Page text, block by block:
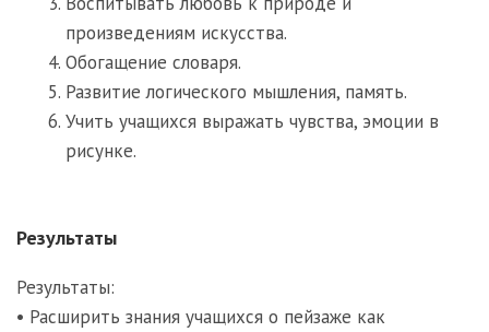
произведениям искусства.
Обогащение словаря.
Развитие логического мышления, память.
Учить учащихся выражать чувства, эмоции в
рисунке.
Результаты
Результаты:
• Расширить знания учащихся о пейзаже как